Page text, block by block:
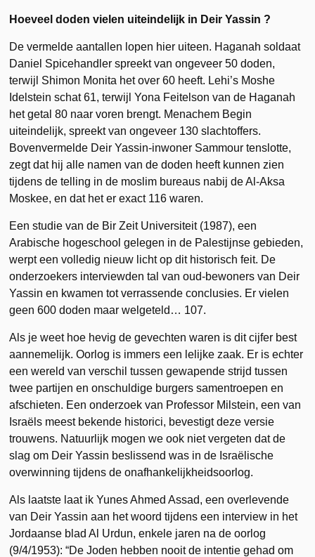
Hoeveel doden vielen uiteindelijk in Deir Yassin ?
De vermelde aantallen lopen hier uiteen. Haganah soldaat
Daniel Spicehandler spreekt van ongeveer 50 doden,
terwijl Shimon Monita het over 60 heeft. Lehi’s Moshe
Idelstein schat 61, terwijl Yona Feitelson van de Haganah
het getal 80 naar voren brengt. Menachem Begin
uiteindelijk, spreekt van ongeveer 130 slachtoffers.
Bovenvermelde Deir Yassin-inwoner Sammour tenslotte,
zegt dat hij alle namen van de doden heeft kunnen zien
tijdens de telling in de moslim bureaus nabij de Al-Aksa
Moskee, en dat het er exact 116 waren.
Een studie van de Bir Zeit Universiteit (1987), een
Arabische hogeschool gelegen in de Palestijnse gebieden,
werpt een volledig nieuw licht op dit historisch feit. De
onderzoekers interviewden tal van oud-bewoners van Deir
Yassin en kwamen tot verrassende conclusies. Er vielen
geen 600 doden maar welgeteld… 107.
Als je weet hoe hevig de gevechten waren is dit cijfer best
aannemelijk. Oorlog is immers een lelijke zaak. Er is echter
een wereld van verschil tussen gewapende strijd tussen
twee partijen en onschuldige burgers samentroepen en
afschieten. Een onderzoek van Professor Milstein, een van
Israëls meest bekende historici, bevestigt deze versie
trouwens. Natuurlijk mogen we ook niet vergeten dat de
slag om Deir Yassin beslissend was in de Israëlische
overwinning tijdens de onafhankelijkheidsoorlog.
Als laatste laat ik Yunes Ahmed Assad, een overlevende
van Deir Yassin aan het woord tijdens een interview in het
Jordaanse blad Al Urdun, enkele jaren na de oorlog
(9/4/1953): “De Joden hebben nooit de intentie gehad om